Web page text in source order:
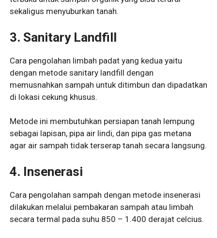
sekaligus menyuburkan tanah.
3. Sanitary Landfill
Cara pengolahan limbah padat yang kedua yaitu
dengan metode sanitary landfill dengan
memusnahkan sampah untuk ditimbun dan dipadatkan
di lokasi cekung khusus.
Metode ini membutuhkan persiapan tanah lempung
sebagai lapisan, pipa air lindi, dan pipa gas metana
agar air sampah tidak terserap tanah secara langsung.
4. Insenerasi
Cara pengolahan sampah dengan metode insenerasi
dilakukan melalui pembakaran sampah atau limbah
secara termal pada suhu 850 – 1.400 derajat celcius.